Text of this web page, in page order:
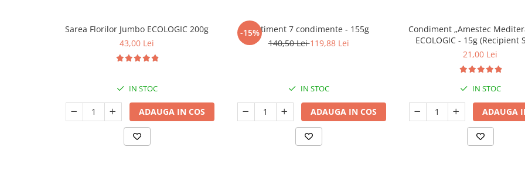
Sarea Florilor Jumbo ECOLOGIC 200g
43,00 Lei
IN STOC
ADAUGA IN COS
-15%
Sortiment 7 condimente - 155g
140,50 Lei119,88 Lei
IN STOC
ADAUGA IN COS
Condiment „Amestec
ECOLOGIC - 15g (Recipient
21,00 Lei
IN STOC
ADAUGA